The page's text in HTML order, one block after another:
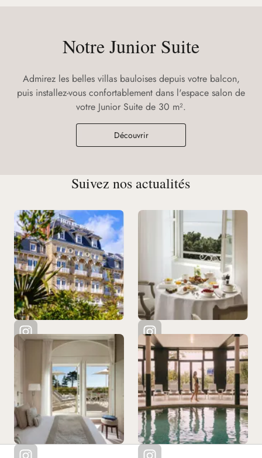
Notre Junior Suite
Admirez les belles villas bauloises depuis votre balcon,
puis installez-vous confortablement dans l'espace salon de
votre Junior Suite de 30 m².
Découvrir
Suivez nos actualités